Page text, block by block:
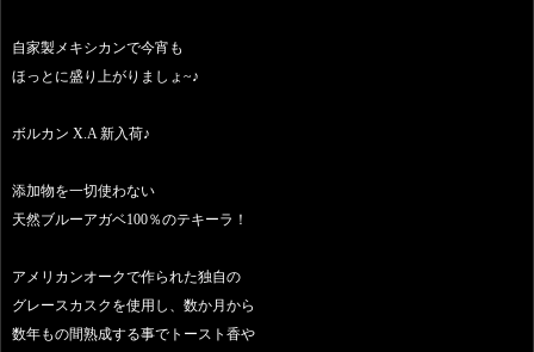
自家製メキシカンで今宵も
ほっとに盛り上がりましょ~♪
ボルカン X.A 新入荷♪
添加物を一切使わない
天然ブルーアガベ100％のテキーラ！
アメリカンオークで作られた独自の
グレースカスクを使用し、数か月から
数年もの間熟成する事でトースト香や